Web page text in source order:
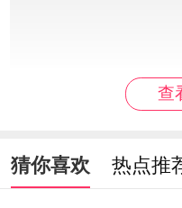
叹，还在于特技的使
《我是传奇》《惊变
查
猜你喜欢 热点推